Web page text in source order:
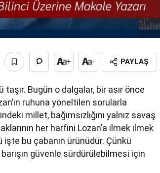
+ - PAYLAŞ
Bugün o dalgalar, bir asır önce
ruhuna yöneltilen sorularla
millet, bağımsızlığını yalnız savaş
her harfini Lozan’a ilmek ilmek
işte bu çabanın ürünüdür. Çünkü
güvenle sürdürülebilmesi için